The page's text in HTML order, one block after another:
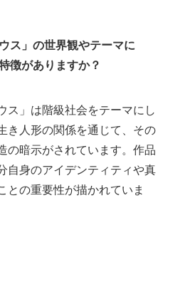
ス」の世界観やテーマに
徴がありますか？
ス」は階級社会をテーマにし
き人形の関係を通じて、その
の暗示がされています。作品
自身のアイデンティティや真
との重要性が描かれていま